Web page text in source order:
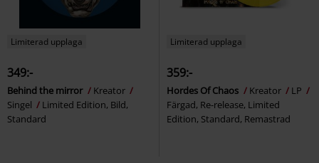
Limiterad upplaga
349:-
Behind the mirror
Kreator
Singel
Limited Edition, Bild,
Standard
Limiterad upplaga
359:-
Hordes Of Chaos Kreator
LP
Färgad, Re-release, Limited
Edition, Standard, Remastrad